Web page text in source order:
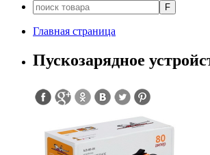
F
Главная страница
Пускозарядное